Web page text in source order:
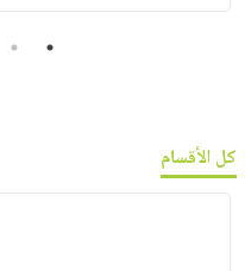
1
2
كل الأقسام